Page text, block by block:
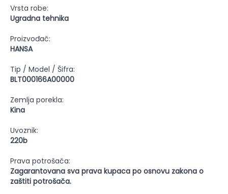
Vrsta robe:
Ugradna tehnika
Proizvođač:
HANSA
Tip / Model / Šifra:
BLT000166A00000
Zemlja porekla:
Kina
Uvoznik:
220b
Prava potrošača:
Zagarantovana sva prava kupaca po osnovu zakona o
zaštiti potrošača.